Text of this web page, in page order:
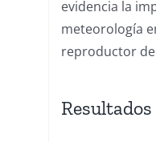
evidencia la
meteorología
reproductor de